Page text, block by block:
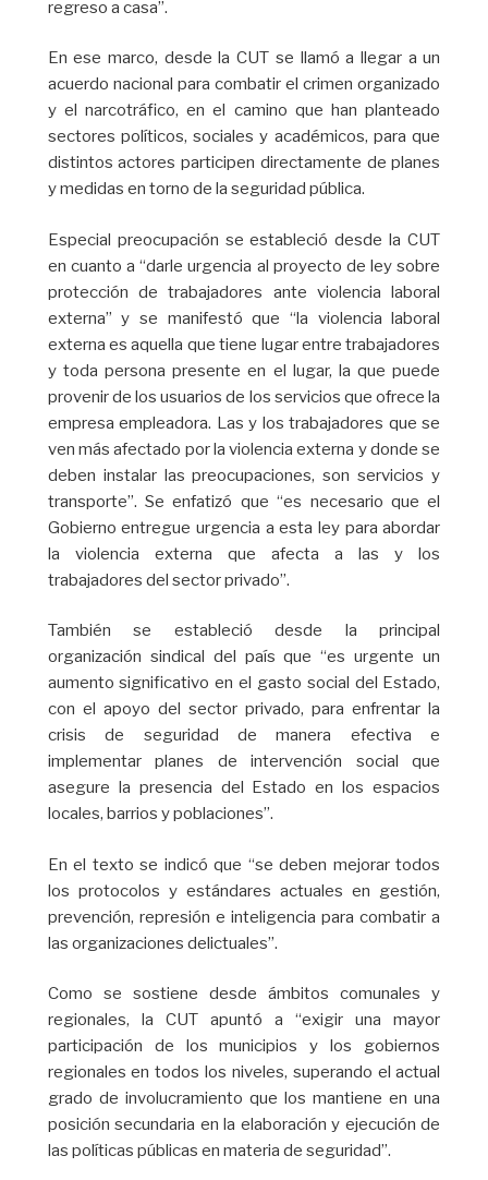
regreso a casa”.
En ese marco, desde la CUT se llamó a llegar a un
acuerdo nacional para combatir el crimen organizado
y el narcotráfico, en el camino que han planteado
sectores políticos, sociales y académicos, para que
distintos actores participen directamente de planes
y medidas en torno de la seguridad pública.
Especial preocupación se estableció desde la CUT
en cuanto a “darle urgencia al proyecto de ley sobre
protección de trabajadores ante violencia laboral
externa” y se manifestó que “la violencia laboral
externa es aquella que tiene lugar entre trabajadores
y toda persona presente en el lugar, la que puede
provenir de los usuarios de los servicios que ofrece la
empresa empleadora. Las y los trabajadores que se
ven más afectado por la violencia externa y donde se
deben instalar las preocupaciones, son servicios y
transporte”. Se enfatizó que “es necesario que el
Gobierno entregue urgencia a esta ley para abordar
la violencia externa que afecta a las y los
trabajadores del sector privado”.
También se estableció desde la principal
organización sindical del país que “es urgente un
aumento significativo en el gasto social del Estado,
con el apoyo del sector privado, para enfrentar la
crisis de seguridad de manera efectiva e
implementar planes de intervención social que
asegure la presencia del Estado en los espacios
locales, barrios y poblaciones”.
En el texto se indicó que “se deben mejorar todos
los protocolos y estándares actuales en gestión,
prevención, represión e inteligencia para combatir a
las organizaciones delictuales”.
Como se sostiene desde ámbitos comunales y
regionales, la CUT apuntó a “exigir una mayor
participación de los municipios y los gobiernos
regionales en todos los niveles, superando el actual
grado de involucramiento que los mantiene en una
posición secundaria en la elaboración y ejecución de
las políticas públicas en materia de seguridad”.